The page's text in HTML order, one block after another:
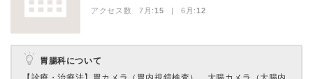
アクセス数 7月:15 | 6月:12
胃腸科について